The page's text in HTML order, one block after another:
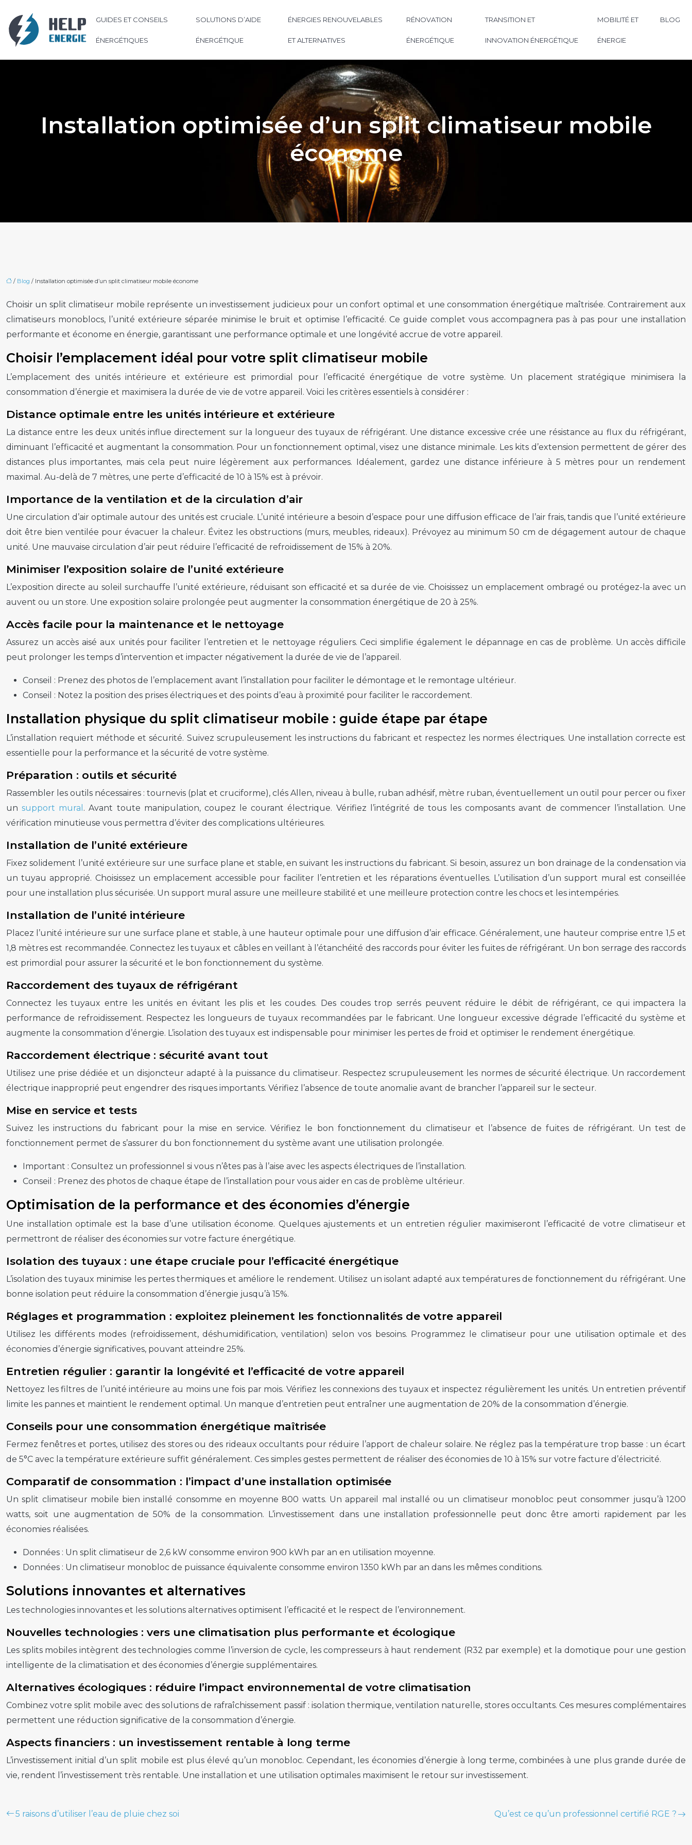
GUIDES ET CONSEILS
ÉNERGÉTIQUES
SOLUTIONS D’AIDE
ÉNERGÉTIQUE
ÉNERGIES RENOUVELABLES
ET ALTERNATIVES
RÉNOVATION
ÉNERGÉTIQUE
TRANSITION ET
INNOVATION ÉNERGÉTIQUE
MOBILITÉ ET
ÉNERGIE
BLOG
Installation optimisée d’un split climatiseur mobile
économe
/ Blog / Installation optimisée d’un split climatiseur mobile économe
Choisir un split climatiseur mobile représente un investissement judicieux pour un confort optimal et une consommation énergétique maîtrisée. Contrairement aux
climatiseurs monoblocs, l’unité extérieure séparée minimise le bruit et optimise l’efficacité. Ce guide complet vous accompagnera pas à pas pour une installation
performante et économe en énergie, garantissant une performance optimale et une longévité accrue de votre appareil.
Choisir l’emplacement idéal pour votre split climatiseur mobile
L’emplacement des unités intérieure et extérieure est primordial pour l’efficacité énergétique de votre système. Un placement stratégique minimisera la
consommation d’énergie et maximisera la durée de vie de votre appareil. Voici les critères essentiels à considérer :
Distance optimale entre les unités intérieure et extérieure
La distance entre les deux unités influe directement sur la longueur des tuyaux de réfrigérant. Une distance excessive crée une résistance au flux du réfrigérant,
diminuant l’efficacité et augmentant la consommation. Pour un fonctionnement optimal, visez une distance minimale. Les kits d’extension permettent de gérer des
distances plus importantes, mais cela peut nuire légèrement aux performances. Idéalement, gardez une distance inférieure à 5 mètres pour un rendement
maximal. Au-delà de 7 mètres, une perte d’efficacité de 10 à 15% est à prévoir.
Importance de la ventilation et de la circulation d’air
Une circulation d’air optimale autour des unités est cruciale. L’unité intérieure a besoin d’espace pour une diffusion efficace de l’air frais, tandis que l’unité extérieure
doit être bien ventilée pour évacuer la chaleur. Évitez les obstructions (murs, meubles, rideaux). Prévoyez au minimum 50 cm de dégagement autour de chaque
unité. Une mauvaise circulation d’air peut réduire l’efficacité de refroidissement de 15% à 20%.
Minimiser l’exposition solaire de l’unité extérieure
L’exposition directe au soleil surchauffe l’unité extérieure, réduisant son efficacité et sa durée de vie. Choisissez un emplacement ombragé ou protégez-la avec un
auvent ou un store. Une exposition solaire prolongée peut augmenter la consommation énergétique de 20 à 25%.
Accès facile pour la maintenance et le nettoyage
Assurez un accès aisé aux unités pour faciliter l’entretien et le nettoyage réguliers. Ceci simplifie également le dépannage en cas de problème. Un accès difficile
peut prolonger les temps d’intervention et impacter négativement la durée de vie de l’appareil.
Conseil : Prenez des photos de l’emplacement avant l’installation pour faciliter le démontage et le remontage ultérieur.
Conseil : Notez la position des prises électriques et des points d’eau à proximité pour faciliter le raccordement.
Installation physique du split climatiseur mobile : guide étape par étape
L’installation requiert méthode et sécurité. Suivez scrupuleusement les instructions du fabricant et respectez les normes électriques. Une installation correcte est
essentielle pour la performance et la sécurité de votre système.
Préparation : outils et sécurité
Rassembler les outils nécessaires : tournevis (plat et cruciforme), clés Allen, niveau à bulle, ruban adhésif, mètre ruban, éventuellement un outil pour percer ou fixer
unsupport mural . Avant toute manipulation, coupez le courant électrique. Vérifiez l’intégrité de tous les composants avant de commencer l’installation. Une
vérification minutieuse vous permettra d’éviter des complications ultérieures.
Installation de l’unité extérieure
Fixez solidement l’unité extérieure sur une surface plane et stable, en suivant les instructions du fabricant. Si besoin, assurez un bon drainage de la condensation via
un tuyau approprié. Choisissez un emplacement accessible pour faciliter l’entretien et les réparations éventuelles. L’utilisation d’un support mural est conseillée
pour une installation plus sécurisée. Un support mural assure une meilleure stabilité et une meilleure protection contre les chocs et les intempéries.
Installation de l’unité intérieure
Placez l’unité intérieure sur une surface plane et stable, à une hauteur optimale pour une diffusion d’air efficace. Généralement, une hauteur comprise entre 1,5 et
1,8 mètres est recommandée. Connectez les tuyaux et câbles en veillant à l’étanchéité des raccords pour éviter les fuites de réfrigérant. Un bon serrage des raccords
est primordial pour assurer la sécurité et le bon fonctionnement du système.
Raccordement des tuyaux de réfrigérant
Connectez les tuyaux entre les unités en évitant les plis et les coudes. Des coudes trop serrés peuvent réduire le débit de réfrigérant, ce qui impactera la
performance de refroidissement. Respectez les longueurs de tuyaux recommandées par le fabricant. Une longueur excessive dégrade l’efficacité du système et
augmente la consommation d’énergie. L’isolation des tuyaux est indispensable pour minimiser les pertes de froid et optimiser le rendement énergétique.
Raccordement électrique : sécurité avant tout
Utilisez une prise dédiée et un disjoncteur adapté à la puissance du climatiseur. Respectez scrupuleusement les normes de sécurité électrique. Un raccordement
électrique inapproprié peut engendrer des risques importants. Vérifiez l’absence de toute anomalie avant de brancher l’appareil sur le secteur.
Mise en service et tests
Suivez les instructions du fabricant pour la mise en service. Vérifiez le bon fonctionnement du climatiseur et l’absence de fuites de réfrigérant. Un test de
fonctionnement permet de s’assurer du bon fonctionnement du système avant une utilisation prolongée.
Important : Consultez un professionnel si vous n’êtes pas à l’aise avec les aspects électriques de l’installation.
Conseil : Prenez des photos de chaque étape de l’installation pour vous aider en cas de problème ultérieur.
Optimisation de la performance et des économies d’énergie
Une installation optimale est la base d’une utilisation économe. Quelques ajustements et un entretien régulier maximiseront l’efficacité de votre climatiseur et
permettront de réaliser des économies sur votre facture énergétique.
Isolation des tuyaux : une étape cruciale pour l’efficacité énergétique
L’isolation des tuyaux minimise les pertes thermiques et améliore le rendement. Utilisez un isolant adapté aux températures de fonctionnement du réfrigérant. Une
bonne isolation peut réduire la consommation d’énergie jusqu’à 15%.
Réglages et programmation : exploitez pleinement les fonctionnalités de votre appareil
Utilisez les différents modes (refroidissement, déshumidification, ventilation) selon vos besoins. Programmez le climatiseur pour une utilisation optimale et des
économies d’énergie significatives, pouvant atteindre 25%.
Entretien régulier : garantir la longévité et l’efficacité de votre appareil
Nettoyez les filtres de l’unité intérieure au moins une fois par mois. Vérifiez les connexions des tuyaux et inspectez régulièrement les unités. Un entretien préventif
limite les pannes et maintient le rendement optimal. Un manque d’entretien peut entraîner une augmentation de 20% de la consommation d’énergie.
Conseils pour une consommation énergétique maîtrisée
Fermez fenêtres et portes, utilisez des stores ou des rideaux occultants pour réduire l’apport de chaleur solaire. Ne réglez pas la température trop basse : un écart
de 5°C avec la température extérieure suffit généralement. Ces simples gestes permettent de réaliser des économies de 10 à 15% sur votre facture d’électricité.
Comparatif de consommation : l’impact d’une installation optimisée
Un split climatiseur mobile bien installé consomme en moyenne 800 watts. Un appareil mal installé ou un climatiseur monobloc peut consommer jusqu’à 1200
watts, soit une augmentation de 50% de la consommation. L’investissement dans une installation professionnelle peut donc être amorti rapidement par les
économies réalisées.
Données : Un split climatiseur de 2,6 kW consomme environ 900 kWh par an en utilisation moyenne.
Données : Un climatiseur monobloc de puissance équivalente consomme environ 1350 kWh par an dans les mêmes conditions.
Solutions innovantes et alternatives
Les technologies innovantes et les solutions alternatives optimisent l’efficacité et le respect de l’environnement.
Nouvelles technologies : vers une climatisation plus performante et écologique
Les splits mobiles intègrent des technologies comme l’inversion de cycle, les compresseurs à haut rendement (R32 par exemple) et la domotique pour une gestion
intelligente de la climatisation et des économies d’énergie supplémentaires.
Alternatives écologiques : réduire l’impact environnemental de votre climatisation
Combinez votre split mobile avec des solutions de rafraîchissement passif : isolation thermique, ventilation naturelle, stores occultants. Ces mesures complémentaires
permettent une réduction significative de la consommation d’énergie.
Aspects financiers : un investissement rentable à long terme
L’investissement initial d’un split mobile est plus élevé qu’un monobloc. Cependant, les économies d’énergie à long terme, combinées à une plus grande durée de
vie, rendent l’investissement très rentable. Une installation et une utilisation optimales maximisent le retour sur investissement.
5 raisons d’utiliser l’eau de pluie chez soi Qu’est ce qu’un professionnel certifié RGE ?